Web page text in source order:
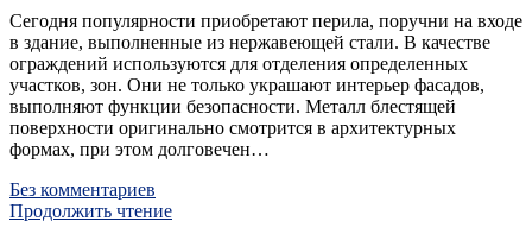
Сегодня популярности приобретают перила, поручни на входе
в здание, выполненные из нержавеющей стали. В качестве
ограждений используются для отделения определенных
участков, зон. Они не только украшают интерьер фасадов,
выполняют функции безопасности. Металл блестящей
поверхности оригинально смотрится в архитектурных
формах, при этом долговечен…
Без комментариев
Продолжить чтение